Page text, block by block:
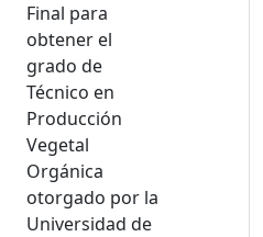
Final para
obtener el
grado de
Técnico en
Producción
Vegetal
Orgánica
otorgado por la
Universidad de